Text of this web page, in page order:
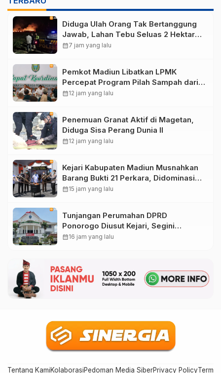
Diduga Ulah Orang Tak Bertanggung
Jawab, Lahan Tebu Seluas 2 Hektare
di Plunturan Ponorogo Terbakar
calendar_month7 jam yang lalu
Pemkot Madiun Libatkan LPMK
Percepat Program Pilah Sampah dari
Rumah, TPA Winongo Butuh
calendar_month12 jam yang lalu
Penemuan Granat Aktif di Magetan,
Diduga Sisa Perang Dunia II
calendar_month12 jam yang lalu
Kejari Kabupaten Madiun Musnahkan
Barang Bukti 21 Perkara, Didominasi
Kasus Narkotika
calendar_month15 jam yang lalu
Tunjangan Perumahan DPRD
Ponorogo Diusut Kejari, Segini
Besaran yang Diterima Anggota
calendar_month16 jam yang lalu
Tentang KamiKolaborasiPedoman Media SiberPrivacy PolicyTerms